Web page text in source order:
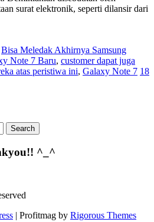
surat elektronik, seperti dilansir dari
Bisa Meledak Akhirnya Samsung
Note 7 Baru, customer dapat juga
atas peristiwa ini, Galaxy Note 7 18
^_^
| Profitmag by Rigorous Themes